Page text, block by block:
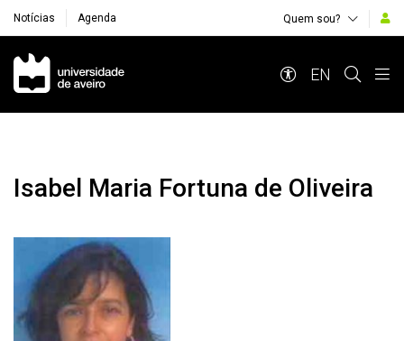
Notícias Agenda Quem sou?
Navegação Principal
EN
Isabel Maria Fortuna de Oliveira